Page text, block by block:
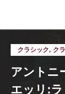
クラシック, ク
アントニ
エッリ: